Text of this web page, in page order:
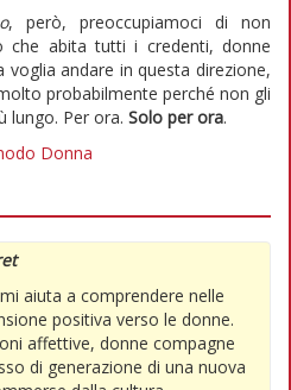
, però, preoccupiamoci di non
che abita tutti i credenti, donne
andare in questa direzione,
probabilmente perché non gli
lungo. Per ora. Solo per ora.
Donna
aiuta a comprendere nelle
positiva verso le donne.
affettive, donne compagne
di generazione di una nuova